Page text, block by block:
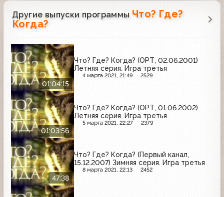
Другие выпуски программы Что? Где?
Когда?
01:04:15
Что? Где? Когда? (ОРТ, 02.06.2001)
Летняя серия. Игра третья
4 марта 2021, 21:49 2529
01:03:56
Что? Где? Когда? (ОРТ, 01.06.2002)
Летняя серия. Игра третья
5 марта 2021, 22:27 2379
47:38
Что? Где? Когда? (Первый канал,
15.12.2007) Зимняя серия. Игра третья
8 марта 2021, 22:13 2452